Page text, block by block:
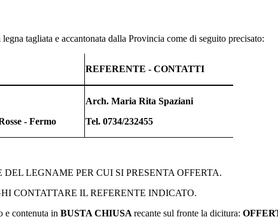
tagliata e accantonata dalla Provincia come di seguito precisato:
REFERENTE - CONTATTI
- Fermo
Arch. Maria Rita Spaziani
Tel. 0734/232455
LEGNAME PER CUI SI PRESENTA OFFERTA.
CONTATTARE IL REFERENTE INDICATO.
e contenuta in BUSTA CHIUSA recante sul fronte la dicitura: